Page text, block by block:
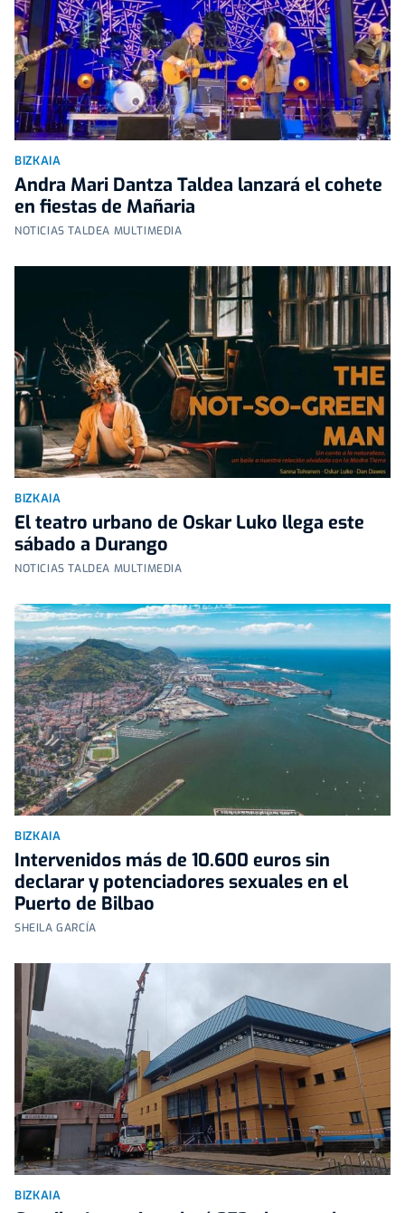
BIZKAIA
Andra Mari Dantza Taldea lanzará el cohete
en fiestas de Mañaria
NOTICIAS TALDEA MULTIMEDIA
BIZKAIA
El teatro urbano de Oskar Luko llega este
sábado a Durango
NOTICIAS TALDEA MULTIMEDIA
BIZKAIA
Intervenidos más de 10.600 euros sin
declarar y potenciadores sexuales en el
Puerto de Bilbao
SHEILA GARCÍA
BIZKAIA